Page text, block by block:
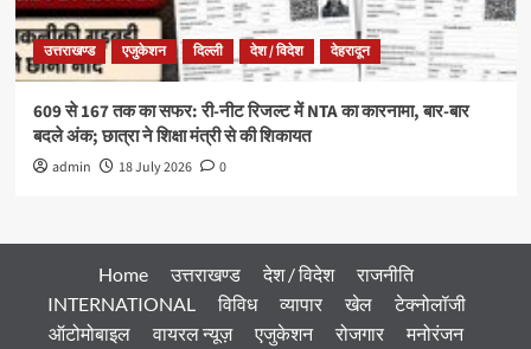
उत्तराखण्ड एजुकेशन दिल्ली देश / विदेश देहरादून
609 से 167 तक का सफर: री-नीट रिजल्ट में NTA का कारनामा, बार-बार
बदले अंक; छात्रा ने शिक्षा मंत्री से की शिकायत
admin 18 July 2026 0
Home उत्तराखण्ड देश / विदेश
राजनीति
INTERNATIONAL
विविध व्यापार खेल
टेक्नोलॉजी
ऑटोमोबाइल
वायरल न्यूज़ एजुकेशन रोजगार
मनोरंजन